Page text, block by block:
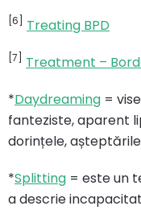
[6] Treating BPD
[7]
Treatment –
*Daydreaming =
fanteziste, aparent
dorințele,
*Splitting = este un
a descrie